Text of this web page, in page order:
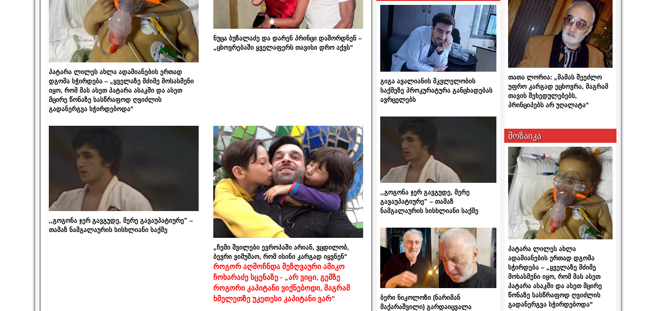
პატარა ლილეს ახლა ადამიანების ერთად
დგომა სჭირდება – „ყველაზე მძიმე მოსასმენი
იყო, რომ მას ასეთ პატარა ასაკში და ასეთ
მცირე წონაზე სასწრაფოდ ღვიძლის
გადანერგვა სჭირდებოდა“
ნუცა ბუზალაძე და დარენ პრინცი დაშორდნენ –
„ცხოვრებაში ყველაფერს თავისი დრო აქვს“
,,გოგონა ჯერ გავგუდე, მერე გავაუპატიურე” –
თამაზ ნამგალაურის სისხლიანი საქმე
„ჩემი შვილები ევროპაში არიან, ვცდილობ,
ბევრი ვიმუშაო, რომ ისინი კარგად იყვნენ“
როგორ აღმოჩნდა მეზღვაური ამიკო
ჩოხარაძე სცენაზე - „არ ვიცი, გემზე
როგორი კაპიტანი ვიქნებოდი, მაგრამ
ხმელეთზე უკეთესი კაპიტანი ვარ“
გიგა ავალიანის მკვლელობის
საქმეზე პროკურატურა განცხადებას
ავრცელებს
,,გოგონა ჯერ გავგუდე, მერე
გავაუპატიურე” – თამაზ
ნამგალაურის სისხლიანი საქმე
ბერი ნიკოლოზი (ნარიმან
მაქარაშვილი) გარდაიცვალა
თათა ლორია: „მამას შეეძლო
უფრო კარგად ეცხოვრა, მაგრამ
თავის შეხედულებებს,
პრინციპებს არ უღალატა“
მოზაიკა
პატარა ლილეს ახლა
ადამიანების ერთად დგომა
სჭირდება – „ყველაზე მძიმე
მოსასმენი იყო, რომ მას ასეთ
პატარა ასაკში და ასეთ მცირე
წონაზე სასწრაფოდ ღვიძლის
გადანერგვა სჭირდებოდა“